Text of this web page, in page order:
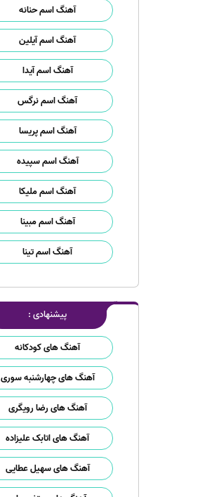
آهنگ اسم حنانه
آهنگ اسم آیلین
آهنگ اسم آیدا
آهنگ اسم نرگس
آهنگ اسم پریسا
آهنگ اسم سپیده
آهنگ اسم ملیکا
آهنگ اسم مبینا
آهنگ اسم تینا
پیشنهادی :
آهنگ های کودکانه
آهنگ های چهارشنبه سوری
آهنگ های رضا رویگری
آهنگ های اتابک علیزاده
آهنگ های سهیل عطایی